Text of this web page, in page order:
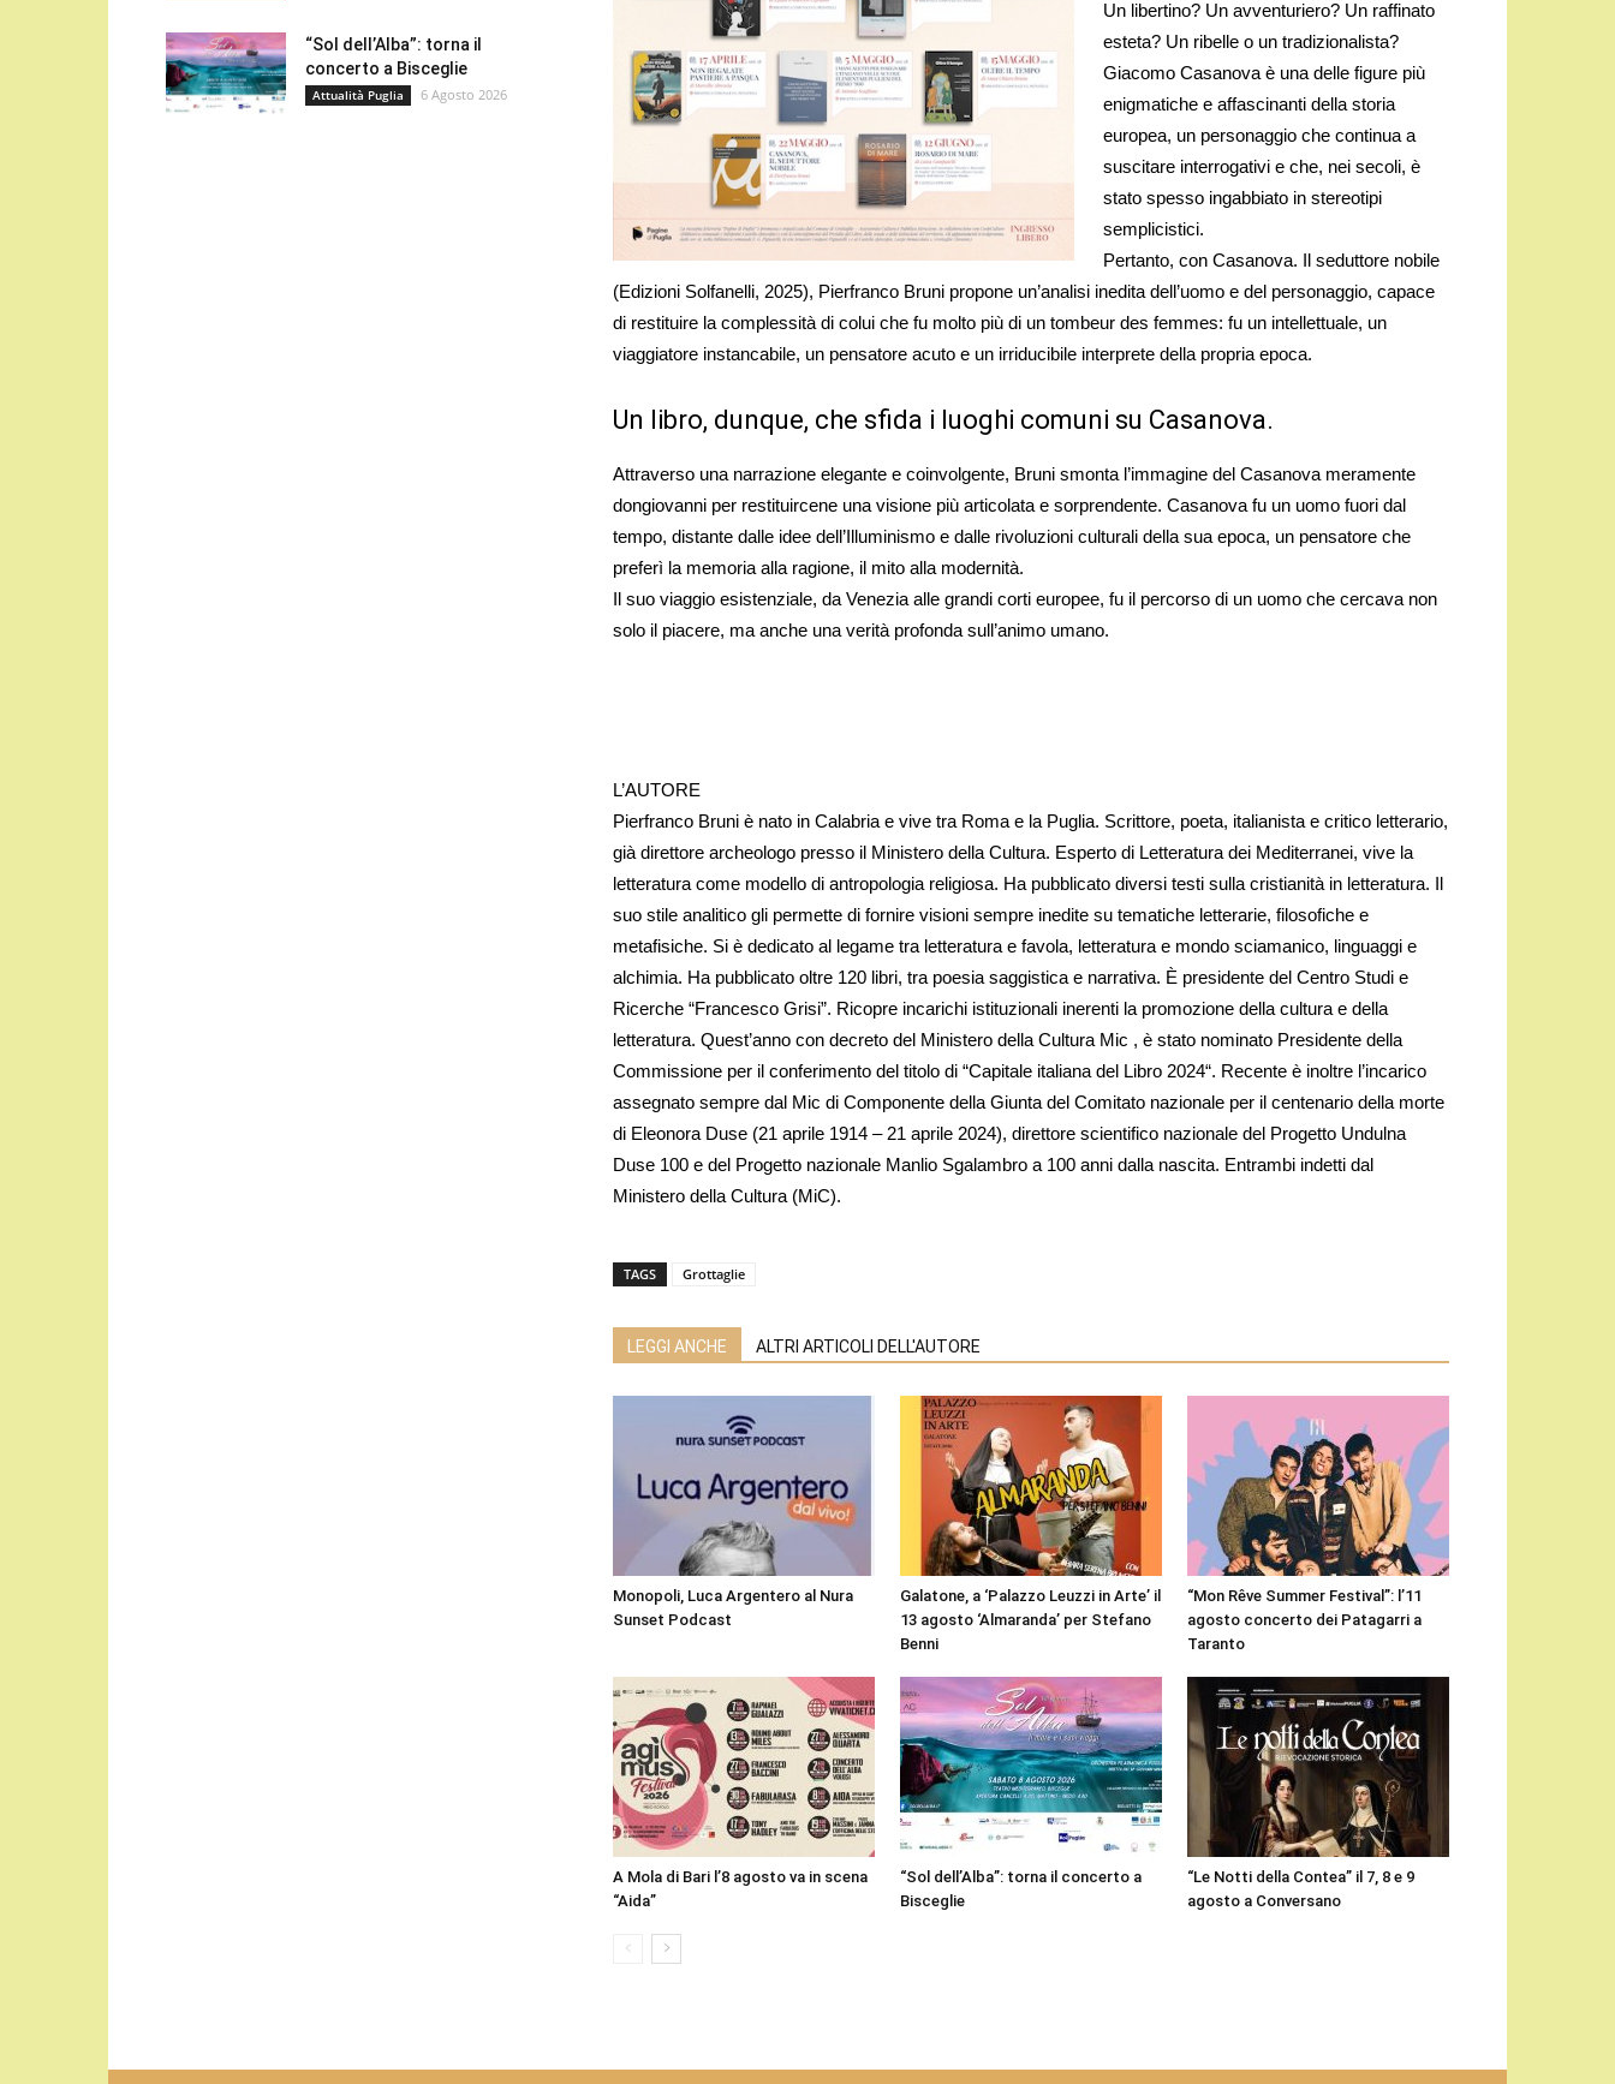
Un libertino? Un avventuriero? Un raffinato
esteta? Un ribelle o un tradizionalista?
Giacomo Casanova è una delle figure più
enigmatiche e affascinanti della storia
europea, un personaggio che continua a
suscitare interrogativi e che, nei secoli, è
stato spesso ingabbiato in stereotipi
semplicistici.
Pertanto, con Casanova. Il seduttore nobile
(Edizioni Solfanelli, 2025), Pierfranco Bruni propone un’analisi inedita dell’uomo e del personaggio, capace
di restituire la complessità di colui che fu molto più di un tombeur des femmes: fu un intellettuale, un
viaggiatore instancabile, un pensatore acuto e un irriducibile interprete della propria epoca.
Un libro, dunque, che sfida i luoghi comuni su Casanova.
Attraverso una narrazione elegante e coinvolgente, Bruni smonta l’immagine del Casanova meramente
dongiovanni per restituircene una visione più articolata e sorprendente. Casanova fu un uomo fuori dal
tempo, distante dalle idee dell’Illuminismo e dalle rivoluzioni culturali della sua epoca, un pensatore che
preferì la memoria alla ragione, il mito alla modernità.
Il suo viaggio esistenziale, da Venezia alle grandi corti europee, fu il percorso di un uomo che cercava non
solo il piacere, ma anche una verità profonda sull’animo umano.
L’AUTORE
Pierfranco Bruni è nato in Calabria e vive tra Roma e la Puglia. Scrittore, poeta, italianista e critico letterario,
già direttore archeologo presso il Ministero della Cultura. Esperto di Letteratura dei Mediterranei, vive la
letteratura come modello di antropologia religiosa. Ha pubblicato diversi testi sulla cristianità in letteratura. Il
suo stile analitico gli permette di fornire visioni sempre inedite su tematiche letterarie, filosofiche e
metafisiche. Si è dedicato al legame tra letteratura e favola, letteratura e mondo sciamanico, linguaggi e
alchimia. Ha pubblicato oltre 120 libri, tra poesia saggistica e narrativa. È presidente del Centro Studi e
Ricerche “Francesco Grisi”. Ricopre incarichi istituzionali inerenti la promozione della cultura e della
letteratura. Quest’anno con decreto del Ministero della Cultura Mic , è stato nominato Presidente della
Commissione per il conferimento del titolo di “Capitale italiana del Libro 2024“. Recente è inoltre l’incarico
assegnato sempre dal Mic di Componente della Giunta del Comitato nazionale per il centenario della morte
di Eleonora Duse (21 aprile 1914 – 21 aprile 2024), direttore scientifico nazionale del Progetto Undulna
Duse 100 e del Progetto nazionale Manlio Sgalambro a 100 anni dalla nascita. Entrambi indetti dal
Ministero della Cultura (MiC).
TAGS Grottaglie
LEGGI ANCHE ALTRI ARTICOLI DELL'AUTORE
Monopoli, Luca Argentero al Nura
Sunset Podcast
Galatone, a ‘Palazzo Leuzzi in Arte’ il
13 agosto ‘Almaranda’ per Stefano
Benni
“Mon Rêve Summer Festival”: l’11
agosto concerto dei Patagarri a
Taranto
A Mola di Bari l’8 agosto va in scena
“Aida”
“Sol dell’Alba”: torna il concerto a
Bisceglie
“Le Notti della Contea” il 7, 8 e 9
agosto a Conversano
“Sol dell’Alba”: torna il
concerto a Bisceglie
Attualità Puglia 6 Agosto 2026